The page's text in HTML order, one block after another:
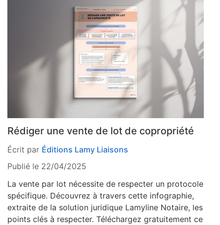
Rédiger une vente de lot de copropriété
Écrit par Éditions Lamy Liaisons
Publié le 22/04/2025
La vente par lot nécessite de respecter un protocole
spécifique. Découvrez à travers cette infographie,
extraite de la solution juridique Lamyline Notaire, les
points clés à respecter. Téléchargez gratuitement ce